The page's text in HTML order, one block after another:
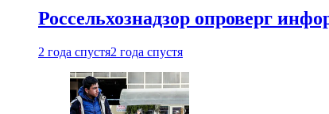
Россельхознадзор опроверг
2 года спустя2 года спустя